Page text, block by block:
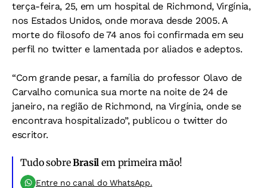
terça-feira, 25, em um hospital de Richmond, Virgínia,
nos Estados Unidos, onde morava desde 2005. A
morte do filosofo de 74 anos foi confirmada em seu
perfil no twitter e lamentada por aliados e adeptos.
“Com grande pesar, a família do professor Olavo de
Carvalho comunica sua morte na noite de 24 de
janeiro, na região de Richmond, na Virgínia, onde se
encontrava hospitalizado”, publicou o twitter do
escritor.
Tudo sobreBrasil em primeira mão!
Entre no canal do WhatsApp.